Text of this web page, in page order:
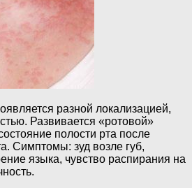
разной локализацией,
Развивается «ротовой»
полости рта после
Симптомы: зуд возле губ,
языка, чувство распирания на